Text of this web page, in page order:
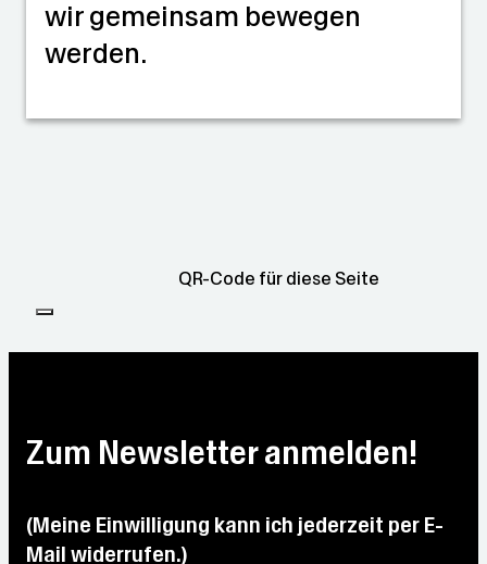
wir gemeinsam bewegen
werden.
QR-Code für diese Seite
Zum Newsletter anmelden!
(Meine Einwilligung kann ich jederzeit per E-
Mail widerrufen.)